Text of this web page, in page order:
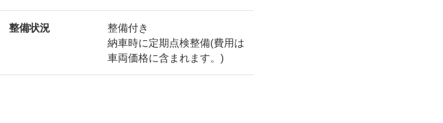
整備状況
整備付き
納車時に定期点検整備(費用は
車両価格に含まれます。)